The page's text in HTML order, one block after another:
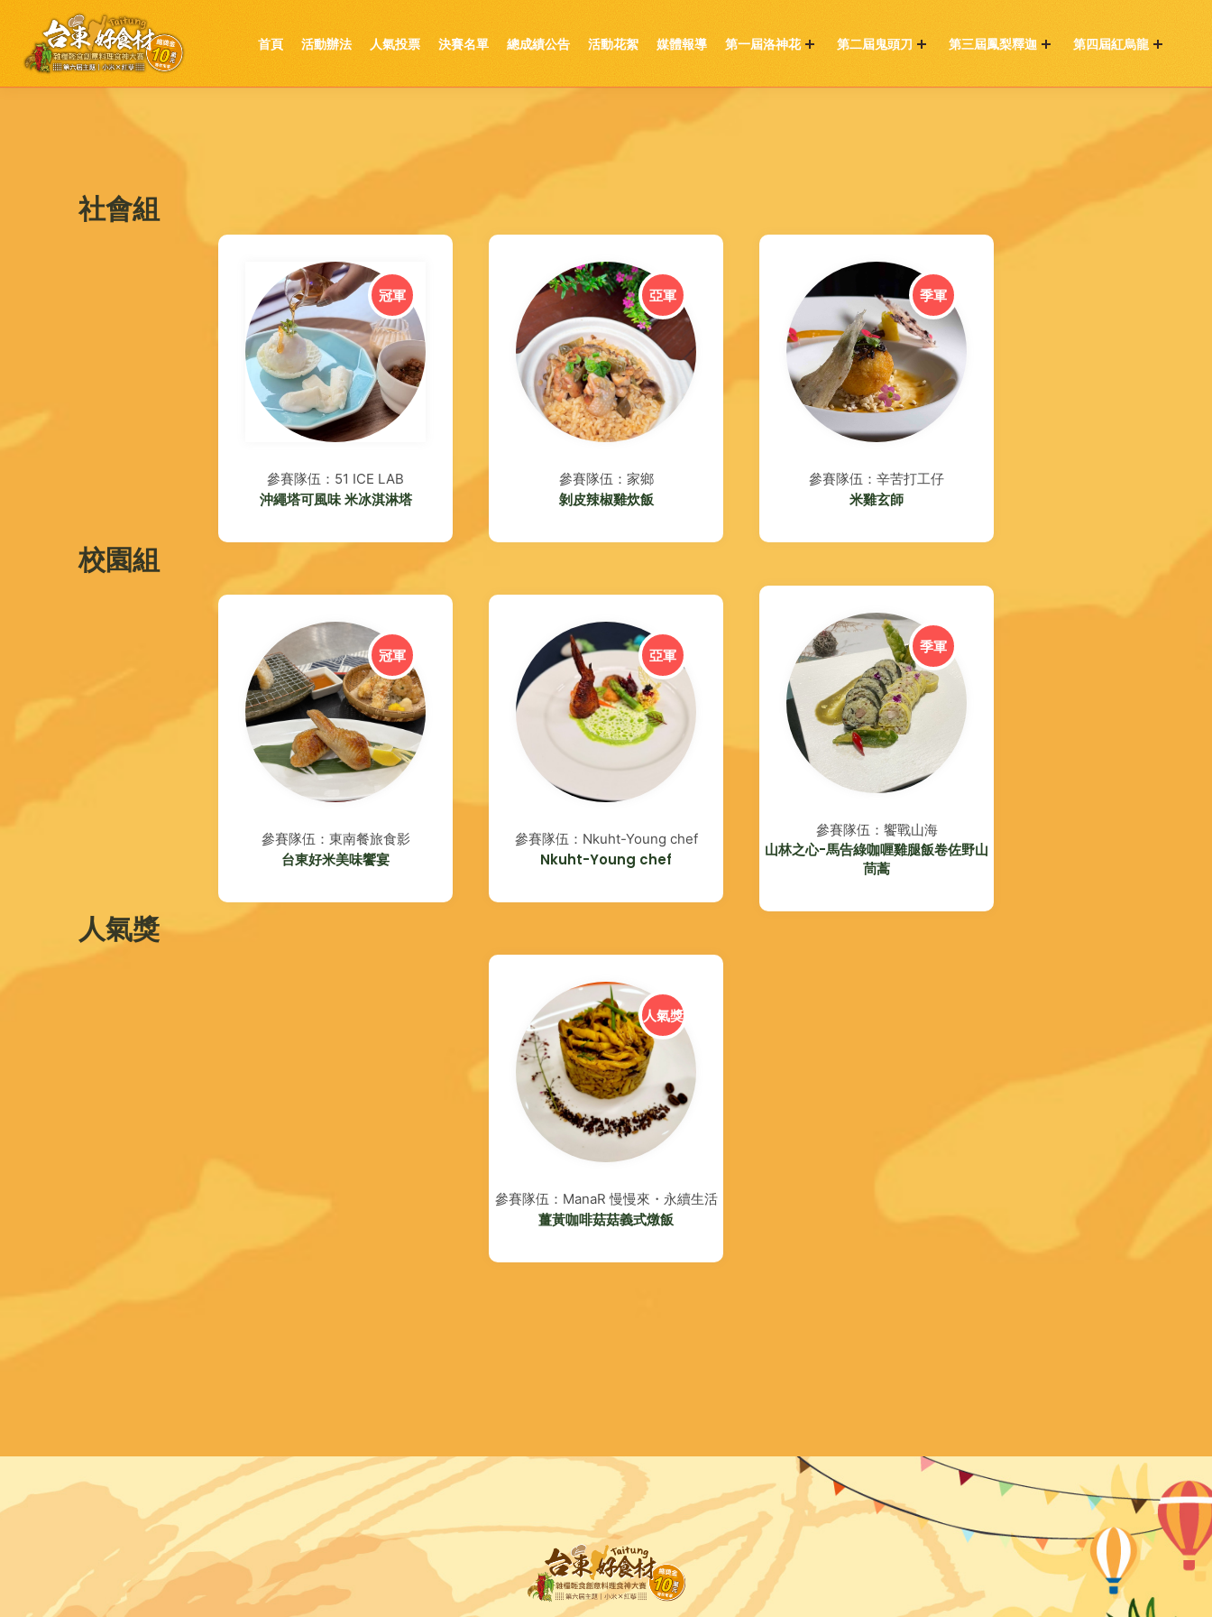
首頁 活動辦法 人氣投票 決賽名單 總成績公告 活動花絮 媒體報導 第一屆洛神花 第二屆鬼頭刀 第三屆鳳梨釋迦 第四屆紅烏龍
社會組
冠軍
參賽隊伍：51 ICE LAB
沖繩塔可風味 米冰淇淋塔
亞軍
參賽隊伍：家鄉
剝皮辣椒雞炊飯
季軍
參賽隊伍：辛苦打工仔
米雞玄師
校園組
冠軍
參賽隊伍：東南餐旅食影
台東好米美味饗宴
亞軍
參賽隊伍：Nkuht-Young chef
Nkuht-Young chef
季軍
參賽隊伍：饗戰山海
山林之心-馬告綠咖喱雞腿飯卷佐野山
茼蒿
人氣獎
人氣獎
參賽隊伍：ManaR 慢慢來・永續生活
薑黃咖啡菇菇義式燉飯